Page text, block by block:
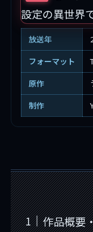
放送年
フォーマット
原作
制作
作品概要